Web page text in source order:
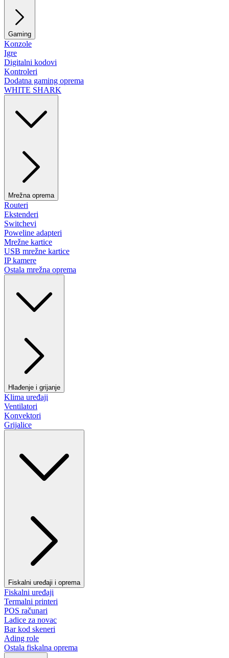
Gaming
Konzole
Igre
Digitalni kodovi
Kontroleri
Dodatna gaming oprema
WHITE SHARK
Mrežna oprema
Routeri
Ekstenderi
Switchevi
Poweline adapteri
Mrežne kartice
USB mrežne kartice
IP kamere
Ostala mrežna oprema
Hlađenje i grijanje
Klima uređaji
Ventilatori
Konvektori
Grijalice
Fiskalni uređaji i oprema
Fiskalni uređaji
Termalni printeri
POS računari
Ladice za novac
Bar kod skeneri
Ading role
Ostala fiskalna oprema